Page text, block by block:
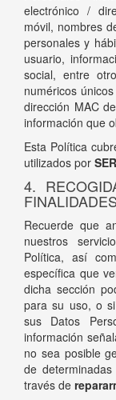
electrónico /
móvil, nombres
personales y
usuario,
social, entre
numéricos
dirección MAC
información que
Esta Política
utilizados por
4.
Recuerde que
nuestros
Política, así
específica que
dicha sección
para su uso, o
sus Datos
información
no sea posible
de
través de